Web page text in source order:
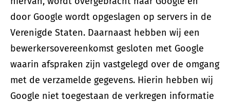
door Google wordt opgeslagen op servers in de
Verenigde Staten. Daarnaast hebben wij een
bewerkersovereenkomst gesloten met Google
waarin afspraken zijn vastgelegd over de omgang
met de verzamelde gegevens. Hierin hebben wij
Google niet toegestaan de verkregen informatie